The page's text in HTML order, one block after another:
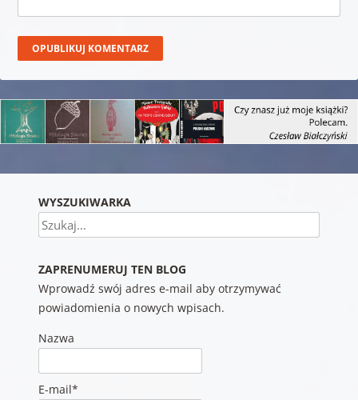
WYSZUKIWARKA
Szukaj
ZAPRENUMERUJ TEN BLOG
Wprowadź swój adres e-mail aby otrzymywać
powiadomienia o nowych wpisach.
Nazwa
E-mail*